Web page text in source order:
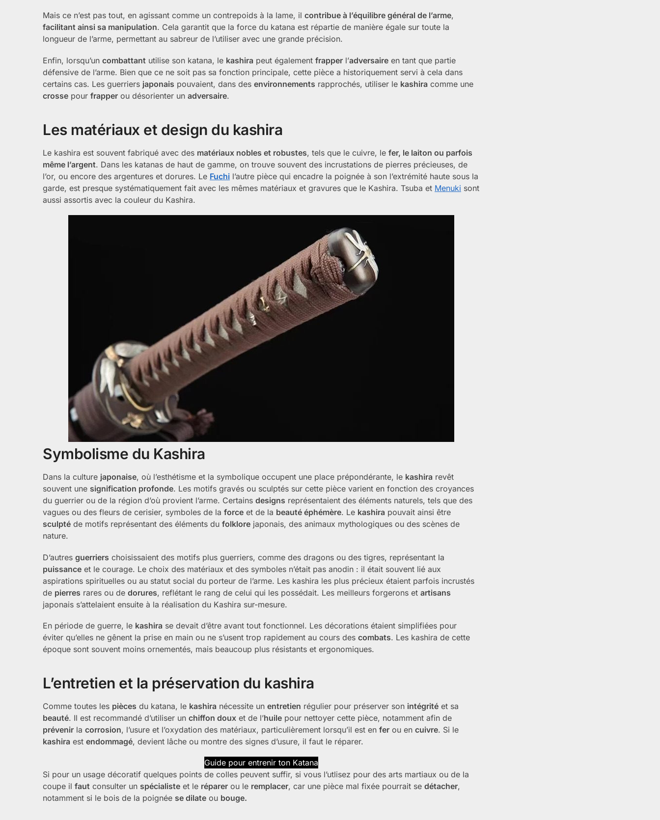
Mais ce n’est pas tout, en agissant comme un contrepoids à la lame, il contribue à l’équilibre général de l’arme,
facilitant ainsi sa manipulation. Cela garantit que la force du katana est répartie de manière égale sur toute la
longueur de l’arme, permettant au sabreur de l’utiliser avec une grande précision.
Enfin, lorsqu’un combattant utilise son katana, le kashira peut également frapper l’adversaire en tant que partie
défensive de l’arme. Bien que ce ne soit pas sa fonction principale, cette pièce a historiquement servi à cela dans
certains cas. Les guerriers japonais pouvaient, dans des environnements rapprochés, utiliser le kashira comme une
crosse pour frapper ou désorienter un adversaire.
Les matériaux et design du kashira
Le kashira est souvent fabriqué avec des matériaux nobles et robustes, tels que le cuivre, le fer, le laiton ou parfois
même l’argent. Dans les katanas de haut de gamme, on trouve souvent des incrustations de pierres précieuses, de
l’or, ou encore des argentures et dorures. Le Fuchi l’autre pièce qui encadre la poignée à son l’extrémité haute sous la
garde, est presque systématiquement fait avec les mêmes matériaux et gravures que le Kashira. Tsuba et Menuki sont
aussi assortis avec la couleur du Kashira.
Symbolisme du Kashira
Dans la culture japonaise, où l’esthétisme et la symbolique occupent une place prépondérante, le kashira revêt
souvent une signification profonde. Les motifs gravés ou sculptés sur cette pièce varient en fonction des croyances
du guerrier ou de la région d’où provient l’arme. Certains designs représentaient des éléments naturels, tels que des
vagues ou des fleurs de cerisier, symboles de la force et de la beauté éphémère. Le kashira pouvait ainsi être
sculpté de motifs représentant des éléments du folklore japonais, des animaux mythologiques ou des scènes de
nature.
D’autres guerriers choisissaient des motifs plus guerriers, comme des dragons ou des tigres, représentant la
puissance et le courage. Le choix des matériaux et des symboles n’était pas anodin : il était souvent lié aux
aspirations spirituelles ou au statut social du porteur de l’arme. Les kashira les plus précieux étaient parfois incrustés
de pierres rares ou de dorures, reflétant le rang de celui qui les possédait. Les meilleurs forgerons et artisans
japonais s’attelaient ensuite à la réalisation du Kashira sur-mesure.
En période de guerre, le kashira se devait d’être avant tout fonctionnel. Les décorations étaient simplifiées pour
éviter qu’elles ne gênent la prise en main ou ne s’usent trop rapidement au cours des combats. Les kashira de cette
époque sont souvent moins ornementés, mais beaucoup plus résistants et ergonomiques.
L’entretien et la préservation du kashira
Comme toutes les pièces du katana, le kashira nécessite un entretien régulier pour préserver son intégrité et sa
beauté. Il est recommandé d’utiliser un chiffon doux et de l’huile pour nettoyer cette pièce, notamment afin de
prévenir la corrosion, l’usure et l’oxydation des matériaux, particulièrement lorsqu’il est en fer ou en cuivre. Si le
kashira est endommagé, devient lâche ou montre des signes d’usure, il faut le réparer.
Guide pour entrenir ton Katana
Si pour un usage décoratif quelques points de colles peuvent suffir, si vous l’utlisez pour des arts martiaux ou de la
coupe il faut consulter un spécialiste et le réparer ou le remplacer, car une pièce mal fixée pourrait se détacher,
notamment si le bois de la poignée se dilate ou bouge.